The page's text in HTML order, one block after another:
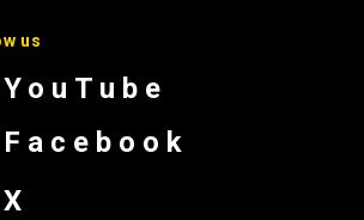
us
YouTube
Facebook
X